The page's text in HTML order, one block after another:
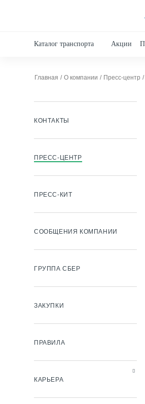
Каталог транспорта Акции
Главная О компании Пресс-центр
КОНТАКТЫ
ПРЕСС-ЦЕНТР
ПРЕСС-КИТ
СООБЩЕНИЯ КОМПАНИИ
ГРУППА СБЕР
ЗАКУПКИ
ПРАВИЛА
КАРЬЕРА